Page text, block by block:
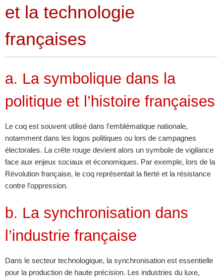
et la technologie
françaises
a. La symbolique dans la
politique et l’histoire françaises
Le coq est souvent utilisé dans l’emblématique nationale,
notamment dans les logos politiques ou lors de campagnes
électorales. La crête rouge devient alors un symbole de vigilance
face aux enjeux sociaux et économiques. Par exemple, lors de la
Révolution française, le coq représentait la fierté et la résistance
contre l’oppression.
b. La synchronisation dans
l’industrie française
Dans le secteur technologique, la synchronisation est essentielle
pour la production de haute précision. Les industries du luxe,